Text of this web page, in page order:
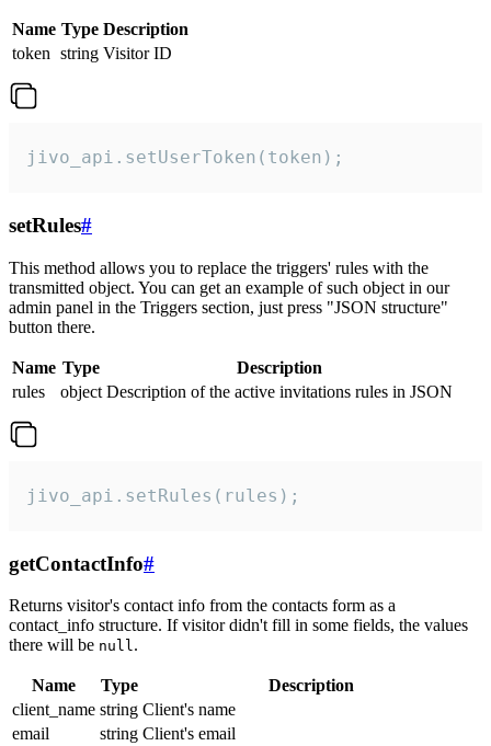
Name Type Description
token string Visitor ID
jivo_api.setUserToken(token);
setRules#
This method allows you to replace the triggers' rules with the
transmitted object. You can get an example of such object in our
admin panel in the Triggers section, just press "JSON structure"
button there.
Name Type
Description
rules
object Description of the active invitations rules in JSON
jivo_api.setRules(rules);
getContactInfo#
Returns visitor's contact info from the contacts form as a
contact_info structure. If visitor didn't fill in some fields, the values
there will be null.
Name Type
Description
client_name string Client's name
email
string Client's email